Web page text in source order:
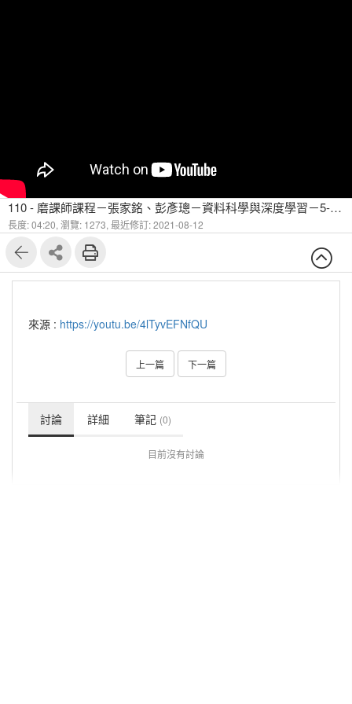
110 - 磨課師課程－張家銘、彭彥璁－資料科學與深度學習－5-5 Neural Networks 類神經網路
長度: 04:20, 瀏覽: 1273, 最近修訂: 2021-08-12
來源 : https://youtu.be/4lTyvEFNfQU
上一篇 下一篇
討論 詳細 筆記 (0)
目前沒有討論